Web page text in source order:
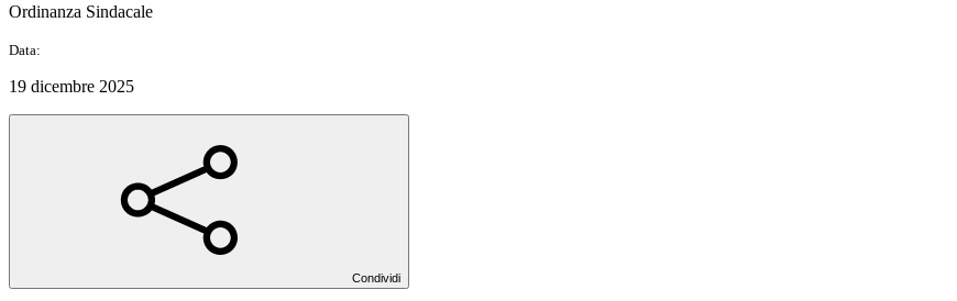
Ordinanza Sindacale
Data:
19 dicembre 2025
Condividi